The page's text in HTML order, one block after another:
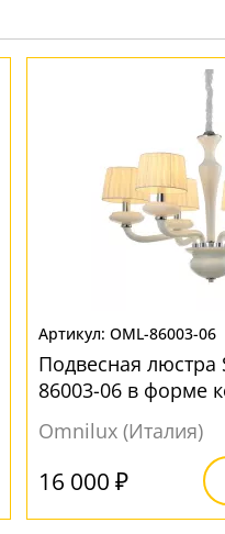
OML-86003-06
Подвесная люстра
86003-06 в форме
Omnilux (Италия)
16 000 ₽